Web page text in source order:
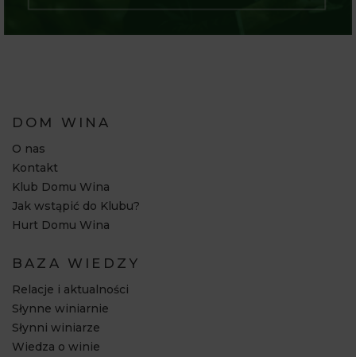
DOM WINA
O nas
Kontakt
Klub Domu Wina
Jak wstąpić do Klubu?
Hurt Domu Wina
BAZA WIEDZY
Relacje i aktualności
Słynne winiarnie
Słynni winiarze
Wiedza o winie